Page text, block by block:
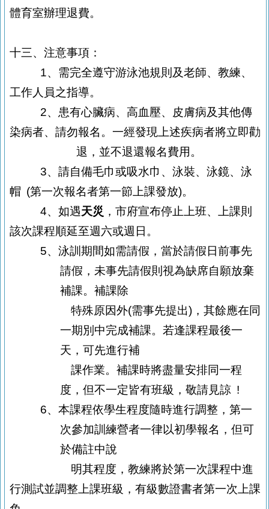
體育室辦理退費。
十三、注意事項：
1、需完全遵守游泳池規則及老師、教練、
工作人員之指導。
2、患有心臟病、高血壓、皮膚病及其他傳
染病者、請勿報名。一經發現 上述疾病者將立即勸
退，並不退還報名費用。
3、請自備毛巾或吸水巾、泳裝、泳鏡、泳
帽 (第一次報名者第一節上課發放)。
4、如遇天災 ，市府宣布停止上班、上課則
該次課程順延至週六或週日。
5、泳訓期間如需請假，當於請假日前事先
請假，未事先請假則視為缺席自願放棄
補課。補課除
特殊原因外(需事先提出) ，其餘應在同
一期別中完成補課。若逢課程最後一
天，可先進行補
課作業。補課時將盡量安排同一程
度，但不一定皆有班級，敬請見諒 !
6、本課程依學生程度隨時進行調整，第一
次參加訓練營者一律以初學報名， 但可
於備註中說
明其程度，教練將於第一次課程中進
行測試並調整上課班級，有級數證書者第一次上課